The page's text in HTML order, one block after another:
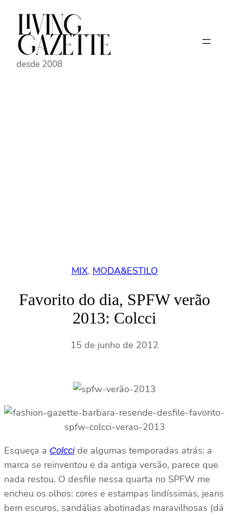
Pular
conteúdo
desde 2008
MIX, MODA&ESTILO
Favorito do dia, SPFW verão
2013: Colcci
15 de junho de 2012
Esqueça a Colccide algumas temporadas atrás: a
marca se reinventou e da antiga versão, parece que
nada restou. O desfile nessa quarta no SPFW me
encheu os olhos: cores e estampas lindíssimas, jeans
bem escuros, sandálias abotinadas maravilhosas (dá